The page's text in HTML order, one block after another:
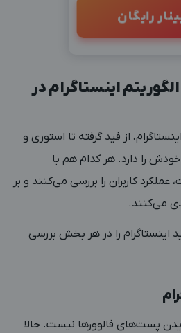
رایگان
اینستاگرام در
از اینستاگرام، از فید گرفته تا استوری و
را دارد. هر کدام هم با
کاربران را بررسی می‌کنند و بر
می‌کنند.
اینستاگرام را در هر بخش بررسی
پست‌های فالوورها نیست. حالا